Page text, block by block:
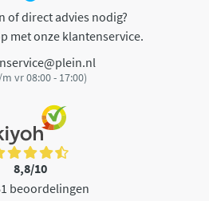
of direct advies nodig?
met onze klantenservice.
vr 08:00 - 17:00)
8,8/10
beoordelingen